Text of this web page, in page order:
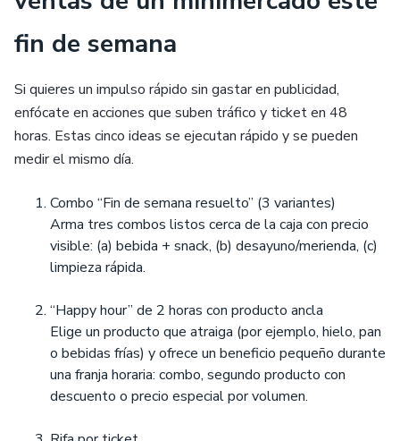
fin de semana
Si quieres un impulso rápido sin gastar en publicidad,
enfócate en acciones que suben tráfico y ticket en 48
horas. Estas cinco ideas se ejecutan rápido y se pueden
medir el mismo día.
Combo “Fin de semana resuelto” (3 variantes)
Arma tres combos listos cerca de la caja con precio
visible: (a) bebida + snack, (b) desayuno/merienda, (c)
limpieza rápida.
“Happy hour” de 2 horas con producto ancla
Elige un producto que atraiga (por ejemplo, hielo, pan
o bebidas frías) y ofrece un beneficio pequeño durante
una franja horaria: combo, segundo producto con
descuento o precio especial por volumen.